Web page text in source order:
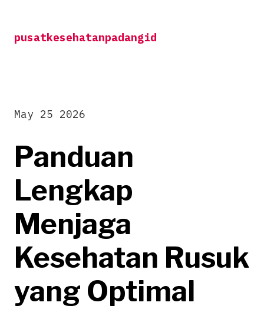
contentpusatkesehatanpadangid
Panduan
Lengkap
Menjaga
Kesehatan Rusuk
yang Optimal
May 25 2026